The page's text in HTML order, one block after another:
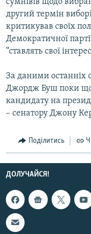
Усі сайти RFE/RL
другий термін
критикував своїх
Демократичної
“ставлять свої
За даними останніх
Джордж Буш поки що
кандидату на
– сенатору Джону
Поділитись
ДОЛУЧАЙСЯ!